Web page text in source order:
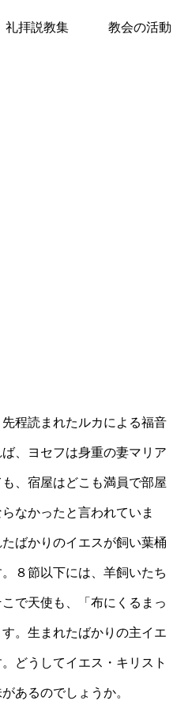
礼拝説教集 教会の活動
程読まれたルカによる福音
、ヨセフは身重の妻マリア
、宿屋はどこも満員で部屋
なかったと言われていま
ばかりのイエスが飼い葉桶
８節以下には、羊飼いたち
で天使も、「布にくるまっ
。生まれたばかりの主イエ
どうしてイエス・キリスト
あるのでしょうか。